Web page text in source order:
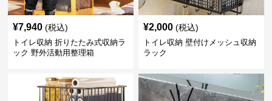
¥7,940 (税込)
トイレ収納 折りたたみ式収納ラ
ック 野外活動用整理箱
¥2,000 (税込)
トイレ収納 壁付けメッシュ収納
ラック